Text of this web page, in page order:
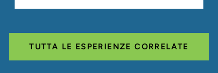
TUTTA LE ESPERIENZE CORRELATE